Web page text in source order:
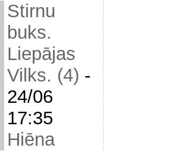
Stirnu
buks.
Liepājas
Vilks. (4) -
24/06
17:35
Hiēna